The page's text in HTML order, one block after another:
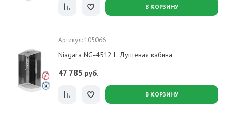
В КОРЗИНУ
Артикул: 105066
Niagara NG-4512 L Душевая кабина
47 785 руб.
В КОРЗИНУ